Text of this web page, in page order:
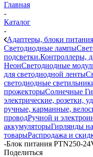
Главная
-
Каталог
-
Адаптеры, блоки питания
Светодиодные лампы
подсветки.Контроллеры,
НеонСветодиодные
для светодиодной ленты
светодиодные
прожекторыСолнечные
электрические, розетки,
ручные, карманные,
проводРучной и
аккумуляторыГирлянды
товарыРаспродажа и
-Блок питания PTN250-
Поделиться